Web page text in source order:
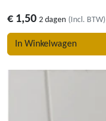
€ 1,50 2 dagen (Incl. BTW)
In Winkelwagen